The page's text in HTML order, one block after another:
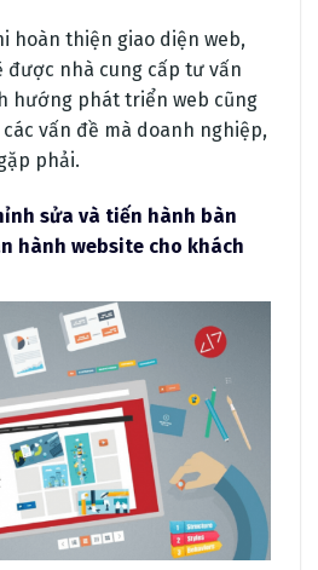
hoàn thiện giao diện web,
được nhà cung cấp tư vấn
hướng phát triển web cũng
vấn đề mà doanh nghiệp,
phải.
sửa và tiến hành bàn
hành website cho khách